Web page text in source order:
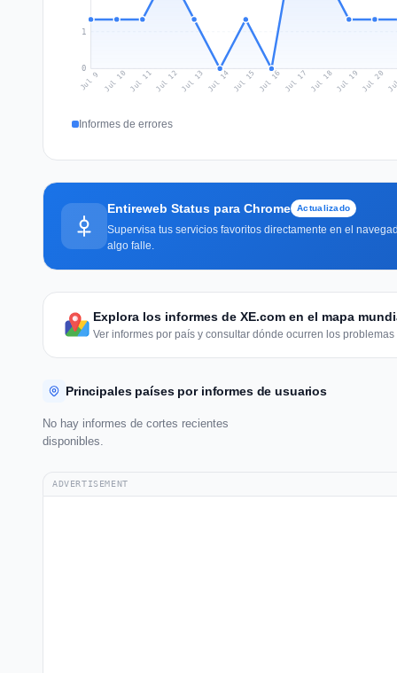
0
1
Jul 9 Jul 10 Jul 11Jul 12Jul 13 Jul 14 Jul 15 Jul 16 Jul 17 Jul 18Jul 19 Jul 20
Informes de errores
Entireweb Status para Chrome Actualizado
Supervisa tus servicios favoritos directamente en el
algo falle.
Explora los informes de XE.com en el mapa
Ver informes por país y consultar dónde ocurren los
Principales países por informes de usuarios
No hay informes de cortes recientes
disponibles.
ADVERTISEMENT